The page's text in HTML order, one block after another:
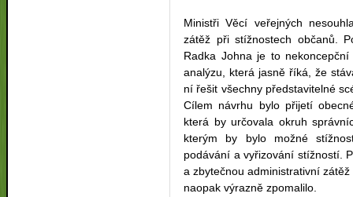
Ministři Věcí veřejných
zátěž při stížnostech občanů.
Radka Johna je to
analýzu, která jasně říká, že
ní řešit všechny představitelné
Cílem návrhu bylo přijetí
která by určovala okruh
kterým by bylo možné
podávání a vyřizování stížností.
a zbytečnou administrativní
naopak výrazně zpomalilo.